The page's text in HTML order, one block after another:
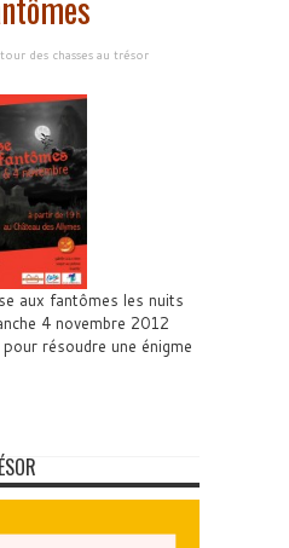
des chasses au trésor
aux fantômes les nuits
4 novembre 2012
résoudre une énigme